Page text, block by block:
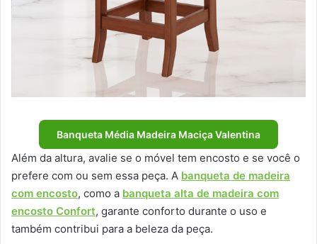
Banqueta Média Madeira Maciça Valentina
Além da altura, avalie se o móvel tem encosto e se você o
prefere com ou sem essa peça. A banqueta de madeira
com encosto, como a banqueta alta de madeira com
encosto Confort, garante conforto durante o uso e
também contribui para a beleza da peça.